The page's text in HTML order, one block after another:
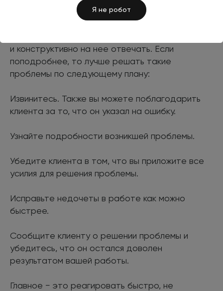
Я не робот
Такая критика появляется не на пустом месте,
поэтому даже не нужно воспринимать ее как
и конструктивно на нее отвечать. Если
поподробнее, то лучше решать такие
проблемы по следующему плану:
Извинитесь. Также вы можете поблагодарить
клиента за то, что он указал на ошибку.
Узнайте подробности возникшей проблемы.
Убедите клиента в том, что вы приложите все
усилия для решения проблемы.
Исправьте недочеты в работе как можно
быстрее.
Сообщите клиенту о решении проблемы и
убедитесь, что он остался доволен
результатом вашей работы.
Главное − это реагировать быстро, не